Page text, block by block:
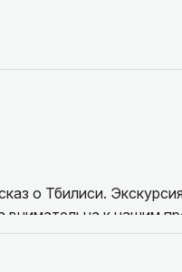
о Тбилиси.
внимательна к нашим
в своем деле и